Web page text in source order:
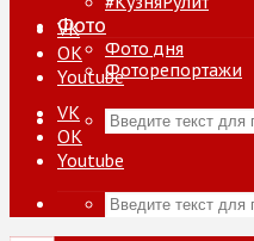
VK
ОК
Youtube
Фото
Фото дня
Фоторепортажи
VK
ОК
Youtube